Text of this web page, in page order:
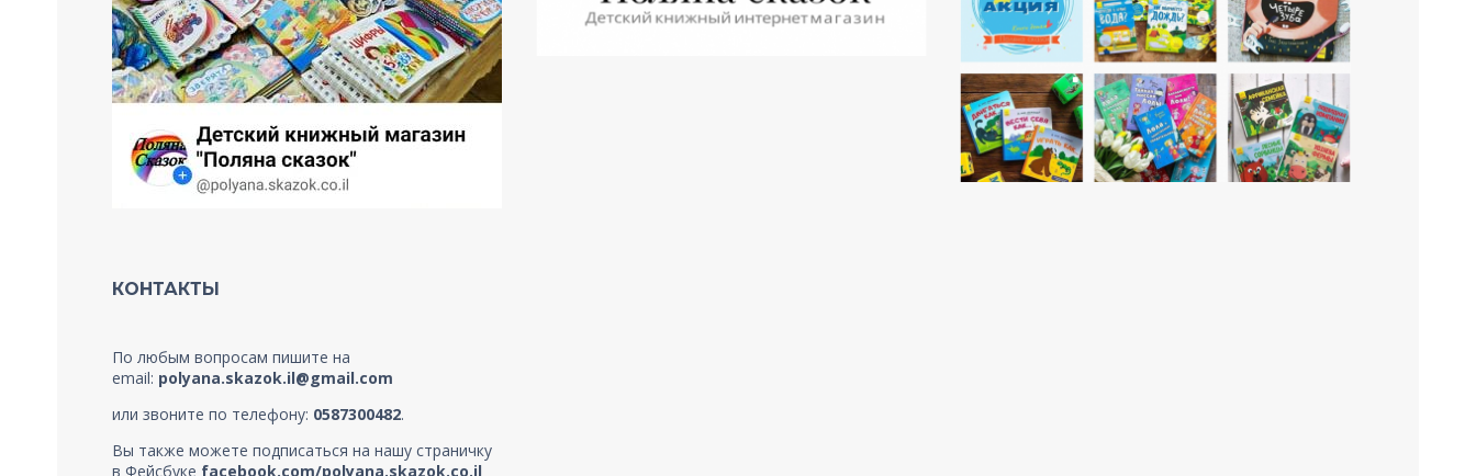
КОНТАКТЫ
По любым вопросам пишите на
email: polyana.skazok.il@gmail.com
или звоните по телефону: 0587300482.
Вы также можете подписаться на нашу страничку
в Фейсбуке facebook.com/polyana.skazok.co.il